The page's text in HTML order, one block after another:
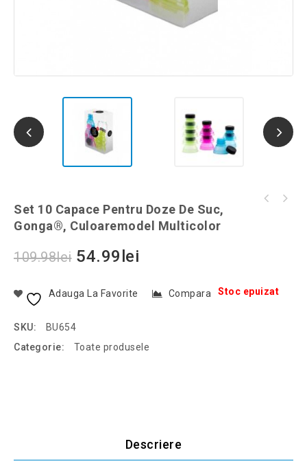
Set 10 Capace Pentru Doze De Suc,
Gonga®, Culoaremodel Multicolor
109.98lei 54.99 lei
Stoc epuizat
Adauga La Favorite Compara
SKU:
BU654
Categorie:
Toate produsele
Descriere